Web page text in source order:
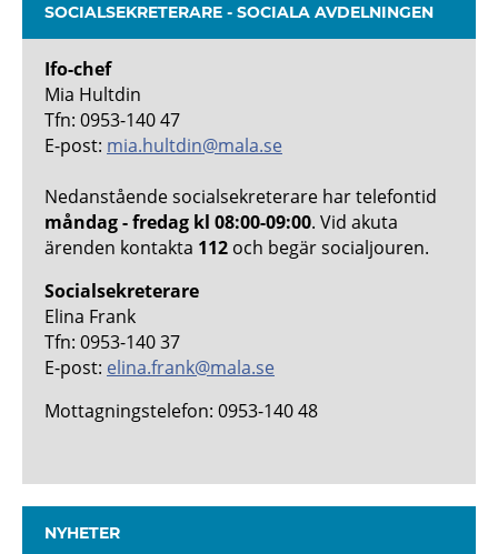
SOCIALSEKRETERARE - SOCIALA AVDELNINGEN
Ifo-chef
Mia Hultdin
Tfn: 0953-140 47
E-post: mia.hultdin@mala.se
Nedanstående socialsekreterare har telefontid
måndag - fredag kl 08:00-09:00. Vid akuta
ärenden kontakta 112 och begär socialjouren.
Socialsekreterare
Elina Frank
Tfn: 0953-140 37
E-post: elina.frank@mala.se
Mottagningstelefon: 0953-140 48
NYHETER